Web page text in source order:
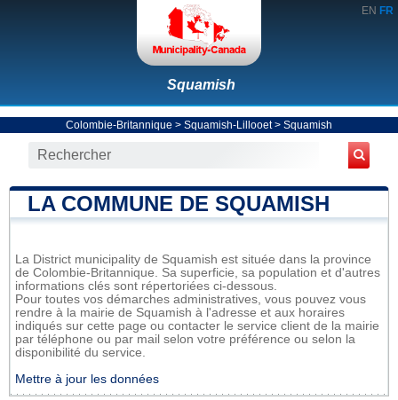
EN FR
Squamish
Colombie-Britannique > Squamish-Lillooet> Squamish
LA COMMUNE DE SQUAMISH
La District municipality de Squamish est située dans la province
de Colombie-Britannique. Sa superficie, sa population et d'autres
informations clés sont répertoriées ci-dessous.
Pour toutes vos démarches administratives, vous pouvez vous
rendre à la mairie de Squamish à l'adresse et aux horaires
indiqués sur cette page ou contacter le service client de la mairie
par téléphone ou par mail selon votre préférence ou selon la
disponibilité du service.
Mettre à jour les données